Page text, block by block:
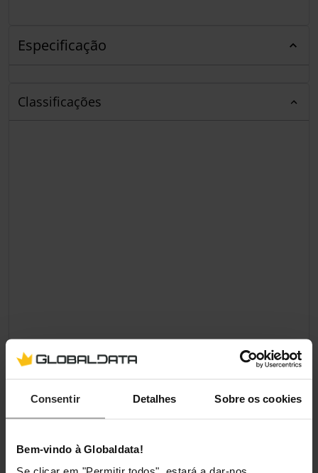
Consentir Detalhes Sobre os cookies
Bem-vindo à Globaldata!
Especificação
Classificações